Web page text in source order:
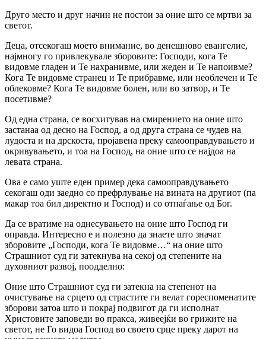
Друго место и друг начин не постои за оние што се мртви за
светот.
Деца, отсекогаш моето внимание, во денешново евангелие,
најмногу го привлекувале зборовите: Господи, кога Те
видовме гладен и Те нахранивме, или жеден и Те напоивме?
Кога Те видовме странец и Те прибравме, или необлечен и Те
облековме? Кога Те видовме болен, или во затвор, и Те
посетивме?
Од една страна, се восхитував на смирението на оние што
застанаа од десно на Господ, а од друга страна се чудев на
лудоста и на дрскоста, пројавена преку самооправдувањето и
окривувањето, и тоа на Господ, на оние што се најдоа на
левата страна.
Ова е само уште еден пример дека самооправдувањето
секогаш оди заедно со префрлување на вината на другиот (па
макар тоа бил директно и Господ) и со отпаѓање од Бог.
Да се вратиме на однесувањето на оние што Господ ги
оправда. Интересно е и полезно да знаете што значат
зборовите „Господи, кога Те видовме…“ на оние што
Страшниот суд ги затекнува на секој од степените на
духовниот развој, поодделно:
Оние што Страшниот суд ги затекна на степенот на
очистување на срцето од страстите ги велат гореспоменатите
зборови затоа што и покрај подвигот да ги исполнат
Христовите заповеди во пракса, живеејќи во грижите на
светот, не Го видоа Господ во своето срце преку дарот на